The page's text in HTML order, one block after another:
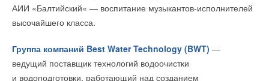
АИИ «Балтийский« — воспитание музыкантов-исполнителей
высочайшего класса.
Группа компаний Best Water Technology (BWT) —
ведущий поставщик технологий водоочистки
и водоподготовки, работающий над созданием
Уведомления отключены
Комментарии
Подводный электрокабель
«Азербайджан расширяет географическую зону,